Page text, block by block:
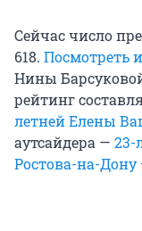
Сейчас число
618. Посмотреть
Нины
рейтинг
летней Елены
аутсайдера — 23-
Ростова-на-Дону